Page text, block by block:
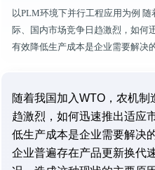
以PLM环境下并行工程应用为例
际、国内市场竞争日趋激烈，如何
有效降低生产成本是企业需要解决
随着我国加入WTO，农机制
趋激烈，如何迅速推出适应
低生产成本是企业需要解决
企业普遍存在产品更新换代